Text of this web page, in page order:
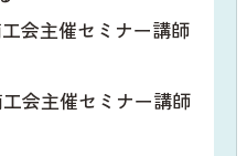
会主催セミナー講師
会主催セミナー講師